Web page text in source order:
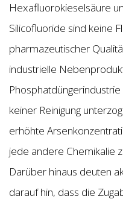
Hexafluorokieselsäure
Silicofluoride sind keine
pharmazeutischer
industrielle
keiner Reinigung
erhöhte
jede andere Chemikalie
Darüber hinaus deuten
darauf hin, dass die